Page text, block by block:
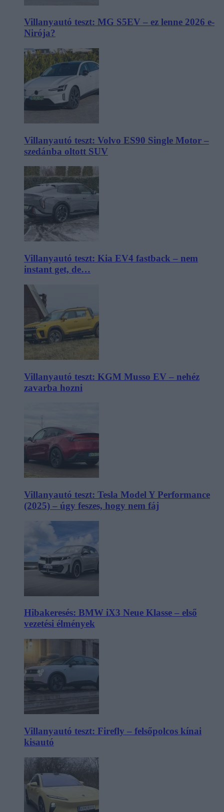
Villanyautó teszt: MG S5EV – ez lenne 2026 e-
Nirója?
Villanyautó teszt: Volvo ES90 Single Motor –
szedánba oltott SUV
Villanyautó teszt: Kia EV4 fastback – nem
instant get, de…
Villanyautó teszt: KGM Musso EV – nehéz
zavarba hozni
Villanyautó teszt: Tesla Model Y Performance
(2025) – úgy feszes, hogy nem fáj
Hibakeresés: BMW iX3 Neue Klasse – első
vezetési élmények
Villanyautó teszt: Firefly – felsőpolcos kínai
kisautó